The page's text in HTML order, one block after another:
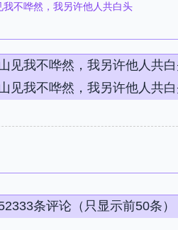
我不哗然，我另许他人共白头
山见我不哗然，我另许他人共
山见我不哗然，我另许他人共
条评论（只显示前50条）